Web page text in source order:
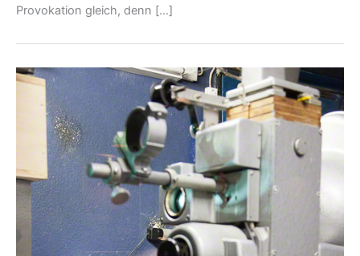
Provokation gleich, denn […]